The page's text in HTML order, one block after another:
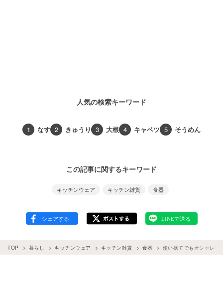
人気の検索キーワード
1 なす 2 きゅうり 3 大根 4 キャベツ 5 そうめん
この記事に関するキーワード
キッチンウェア キッチン雑貨 食器
TOP 暮らし キッチンウェア キッチン雑貨 食器 使い捨てでもオシャレな